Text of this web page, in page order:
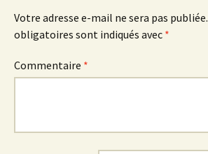
Votre adresse e-mail ne sera pas publiée.
obligatoires sont indiqués avec *
Commentaire *